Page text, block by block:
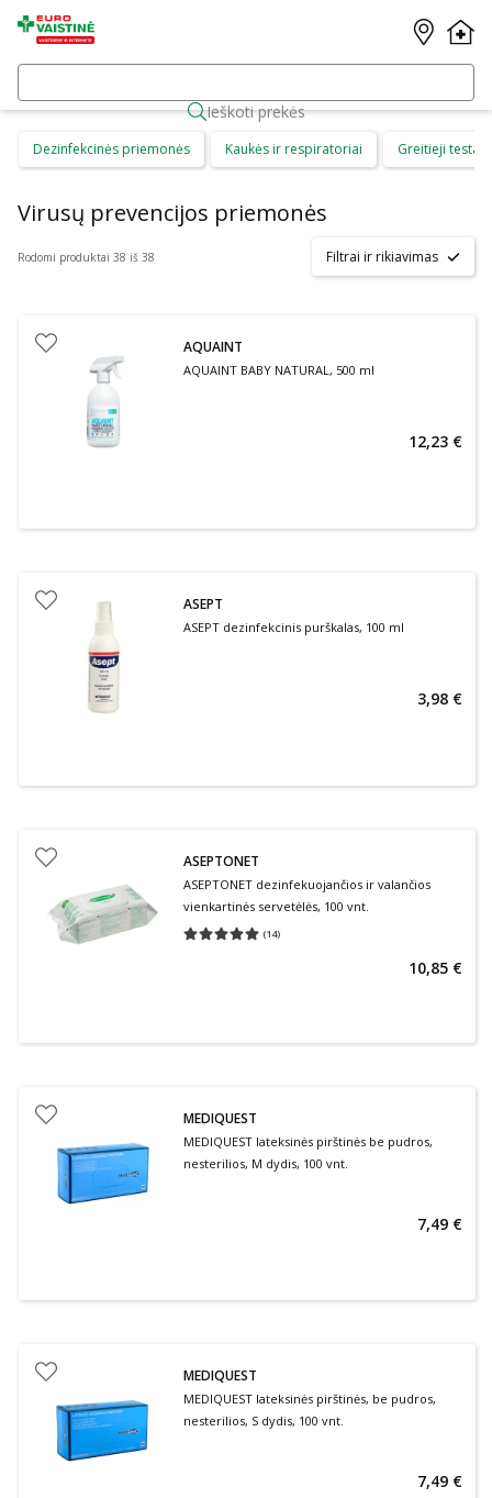
Ieškoti prekės
Dezinfekcinės priemonės Kaukės ir respiratoriai Greitieji testai
Virusų prevencijos priemonės
Rodomi produktai 38 iš 38 Filtrai ir rikiavimas
AQUAINT
AQUAINT BABY NATURAL, 500 ml
12,23 €
ASEPT
ASEPT dezinfekcinis purškalas, 100 ml
3,98 €
ASEPTONET
ASEPTONET dezinfekuojančios ir valančios
vienkartinės servetėlės, 100 vnt.
(14)
Vidutinis įvertinimas 5.00
10,85 €
MEDIQUEST
MEDIQUEST lateksinės pirštinės be pudros,
nesterilios, M dydis, 100 vnt.
7,49 €
MEDIQUEST
MEDIQUEST lateksinės pirštinės, be pudros,
nesterilios, S dydis, 100 vnt.
7,49 €